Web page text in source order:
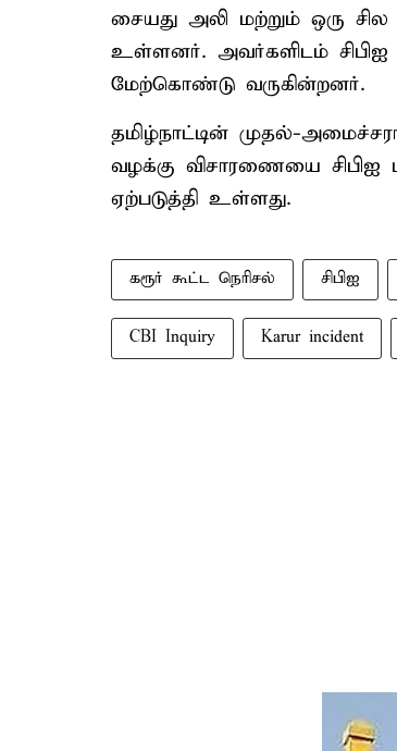
சையது அலி மற்றும் ஒரு
உள்ளனர். அவர்களிடம்
மேற்கொண்டு வருகின்றனர்.
தமிழ்நாட்டின் முதல்-
வழக்கு விசாரணையை சிபிஐ
ஏற்படுத்தி உள்ளது.
கரூர் கூட்ட நெரிசல் சிபிஐ
CBI Inquiry Karur incident